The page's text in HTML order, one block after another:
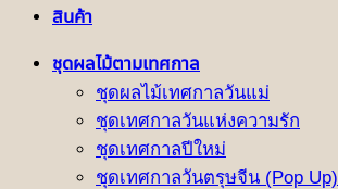
สินค้า
ชุดผลไม้ตามเทศกาล
ชุดผลไม้เทศกาลวันแม่
ชุดเทศกาลวันแห่งความรัก
ชุดเทศกาลปีใหม่
ชุดเทศกาลวันตรุษจีน (Pop Up)